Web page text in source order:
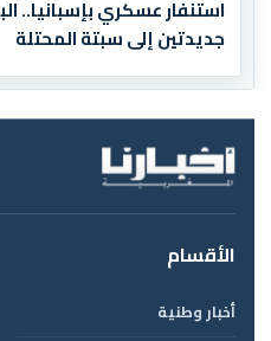
استنفار عسكري بإسبانيا..
جديدتين إلى سبتة المحتلة
الأقسام
أخبار وطنية